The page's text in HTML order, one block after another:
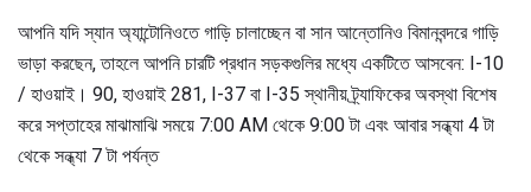
আপনি যদি স্যান অ্যান্টোনিওতে গাড়ি চালাচ্ছেন বা সান আন্তোনিও বিমানবন্দরে গাড়ি
ভাড়া করছেন, তাহলে আপনি চারটি প্রধান সড়কগুলির মধ্যে একটিতে আসবেন: I-10
/ হাওয়াই। 90, হাওয়াই 281, I-37 বা I-35 স্থানীয় ট্র্যাফিকের অবস্থা বিশেষ
করে সপ্তাহের মাঝামাঝি সময়ে 7:00 AM থেকে 9:00 টা এবং আবার সন্ধ্যা 4 টা
থেকে সন্ধ্যা 7 টা পর্যন্ত